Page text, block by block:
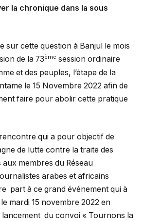
la chronique dans la sous
sur cette question à Banjul le mois
de la 73ème session ordinaire
et des peuples, l’étape de la
le 15 Novembre 2022 afin de
faire pour abolir cette pratique
qui a pour objectif de
de lutte contre la traite des
membres du Réseau
arabes et africains
part à ce grand événement qui à
mardi 15 novembre 2022 en
du convoi « Tournons la